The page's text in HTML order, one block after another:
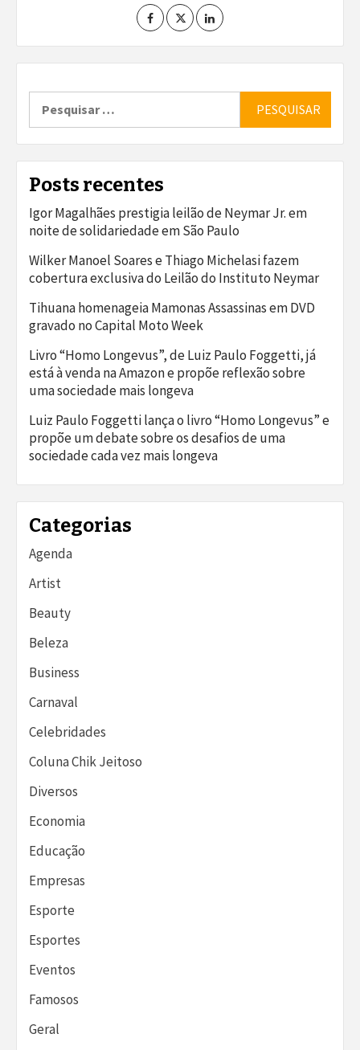
por:
Posts recentes
Igor Magalhães prestigia leilão de Neymar Jr. em
noite de solidariedade em São Paulo
Wilker Manoel Soares e Thiago Michelasi fazem
cobertura exclusiva do Leilão do Instituto Neymar
Tihuana homenageia Mamonas Assassinas em DVD
gravado no Capital Moto Week
Livro “Homo Longevus”, de Luiz Paulo Foggetti, já
está à venda na Amazon e propõe reflexão sobre
uma sociedade mais longeva
Luiz Paulo Foggetti lança o livro “Homo Longevus” e
propõe um debate sobre os desafios de uma
sociedade cada vez mais longeva
Categorias
Agenda
Artist
Beauty
Beleza
Business
Carnaval
Celebridades
Coluna Chik Jeitoso
Diversos
Economia
Educação
Empresas
Esporte
Esportes
Eventos
Famosos
Geral